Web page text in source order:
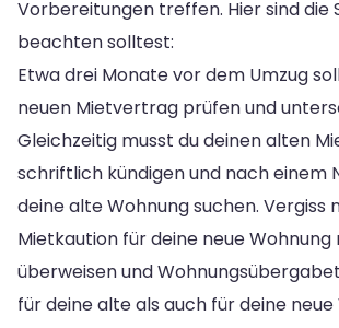
Vorbereitungen treffen. Hier sind die
beachten solltest:
Etwa drei Monate vor dem Umzug
neuen Mietvertrag prüfen und
Gleichzeitig musst du deinen alten
schriftlich kündigen und nach einem
deine alte Wohnung suchen. Vergiss
Mietkaution für deine neue
überweisen und
für deine alte als auch für deine neue